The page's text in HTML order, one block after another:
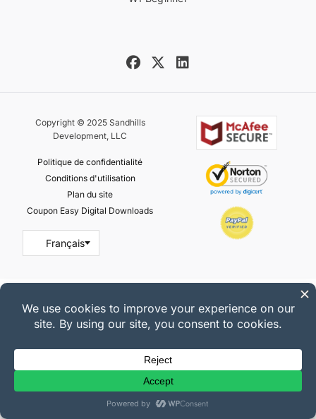
Copyright © 2025 Sandhills
Development, LLC
Politique de confidentialité
Conditions d'utilisation
Plan du site
Coupon Easy Digital Downloads